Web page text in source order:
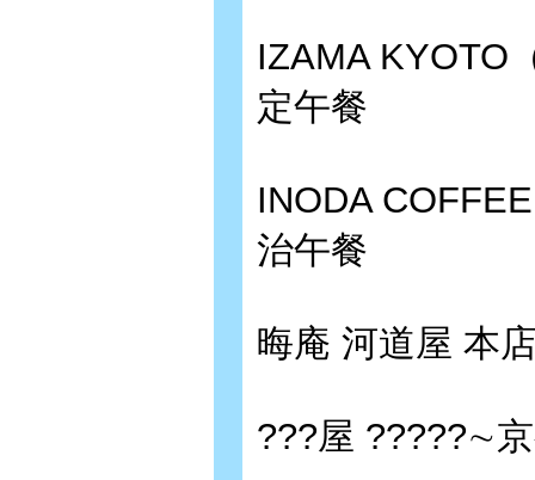
IZAMA KYOTO
定午餐
INODA
治午餐
晦庵 河道屋 本
???屋 ?????∼